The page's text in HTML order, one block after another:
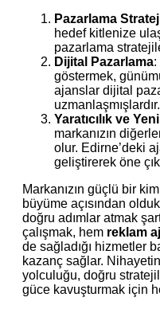
Pazarlama
hedef kitlenize
pazarlama
Dijital Pazarlama:
göstermek,
ajanslar dijital
uzmanlaşmışlardır.
Yaratıcılık ve
markanızın
olur. Edirne’deki
geliştirerek öne
Markanızın güçlü bir
büyüme açısından
doğru adımlar atmak
çalışmak, hem reklam
de sağladığı hizmetler
kazanç sağlar.
yolculuğu, doğru
güce kavuşturmak için